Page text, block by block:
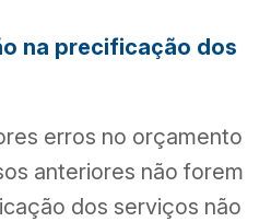
na precificação dos
erros no orçamento
anteriores não forem
dos serviços não